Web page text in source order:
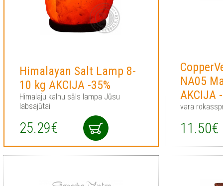
Himalayan Salt Lamp 8-
10 kg AKCIJA -35%
Himalaju kalnu sāls lampa Jūsu
labsajūtai
25.29€
NA05
AKCIJA
vara
11.50€